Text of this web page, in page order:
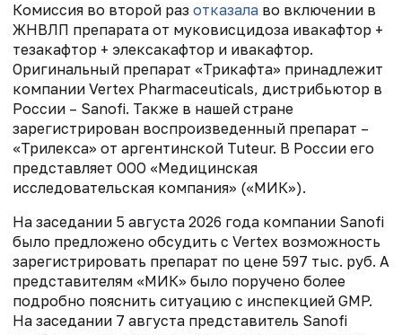
Комиссия во второй раз отказала во включении в
ЖНВЛП препарата от муковисцидоза ивакафтор +
тезакафтор + элексакафтор и ивакафтор.
Оригинальный препарат «Трикафта» принадлежит
компании Vertex Pharmaceuticals, дистрибьютор в
России – Sanofi. Также в нашей стране
зарегистрирован воспроизведенный препарат –
«Трилекса» от аргентинской Tuteur. В России его
представляет ООО «Медицинская
исследовательская компания» («МИК»).
На заседании 5 августа 2026 года компании Sanofi
было предложено обсудить с Vertex возможность
зарегистрировать препарат по цене 597 тыс. руб. А
представителям «МИК» было поручено более
подробно пояснить ситуацию с инспекцией GMP.
На заседании 7 августа представитель Sanofi